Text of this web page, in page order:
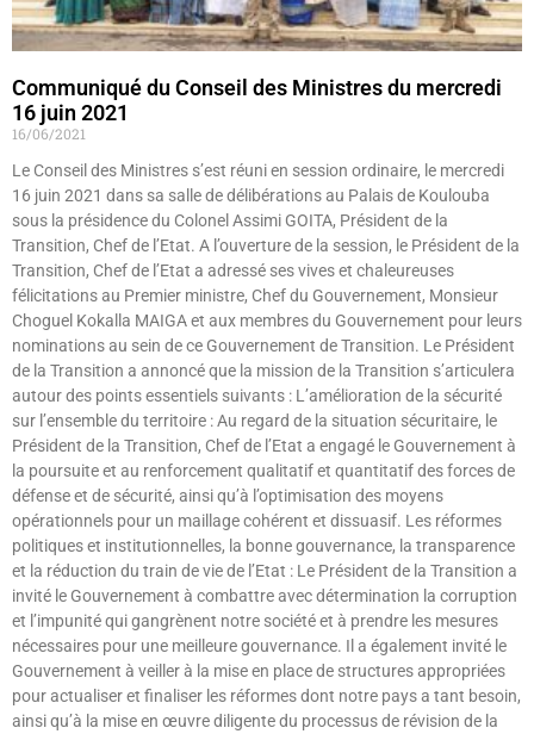
Communiqué du Conseil des Ministres du mercredi
16 juin 2021
16/06/2021
Le Conseil des Ministres s’est réuni en session ordinaire, le mercredi
16 juin 2021 dans sa salle de délibérations au Palais de Koulouba
sous la présidence du Colonel Assimi GOITA, Président de la
Transition, Chef de l’Etat. A l’ouverture de la session, le Président de la
Transition, Chef de l’Etat a adressé ses vives et chaleureuses
félicitations au Premier ministre, Chef du Gouvernement, Monsieur
Choguel Kokalla MAIGA et aux membres du Gouvernement pour leurs
nominations au sein de ce Gouvernement de Transition. Le Président
de la Transition a annoncé que la mission de la Transition s’articulera
autour des points essentiels suivants : L’amélioration de la sécurité
sur l’ensemble du territoire : Au regard de la situation sécuritaire, le
Président de la Transition, Chef de l’Etat a engagé le Gouvernement à
la poursuite et au renforcement qualitatif et quantitatif des forces de
défense et de sécurité, ainsi qu’à l’optimisation des moyens
opérationnels pour un maillage cohérent et dissuasif. Les réformes
politiques et institutionnelles, la bonne gouvernance, la transparence
et la réduction du train de vie de l’Etat : Le Président de la Transition a
invité le Gouvernement à combattre avec détermination la corruption
et l’impunité qui gangrènent notre société et à prendre les mesures
nécessaires pour une meilleure gouvernance. Il a également invité le
Gouvernement à veiller à la mise en place de structures appropriées
pour actualiser et finaliser les réformes dont notre pays a tant besoin,
ainsi qu’à la mise en œuvre diligente du processus de révision de la